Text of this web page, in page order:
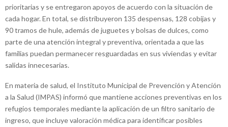
prioritarias y se entregaron apoyos de acuerdo con la situación de
cada hogar. En total, se distribuyeron 135 despensas, 128 cobijas y
90 tramos de hule, además de juguetes y bolsas de dulces, como
parte de una atención integral y preventiva, orientada a que las
familias puedan permanecer resguardadas en sus viviendas y evitar
salidas innecesarias.
En materia de salud, el Instituto Municipal de Prevención y Atención
a la Salud (IMPAS) informó que mantiene acciones preventivas en los
refugios temporales mediante la aplicación de un filtro sanitario de
ingreso, que incluye valoración médica para identificar posibles